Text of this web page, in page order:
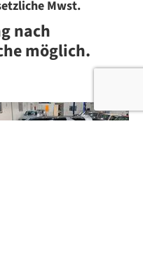
Mwst.
nach
möglich.